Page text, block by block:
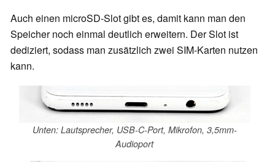
Auch einen microSD-Slot gibt es, damit kann man den
Speicher noch einmal deutlich erweitern. Der Slot ist
dediziert, sodass man zusätzlich zwei SIM-Karten nutzen
kann.
Unten: Lautsprecher, USB-C-Port, Mikrofon, 3,5mm-
Audioport